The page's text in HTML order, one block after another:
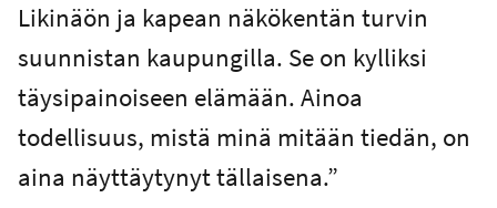
Likinäön ja kapean näkökentän turvin
suunnistan kaupungilla. Se on kylliksi
täysipainoiseen elämään. Ainoa
todellisuus, mistä minä mitään tiedän, on
aina näyttäytynyt tällaisena.”